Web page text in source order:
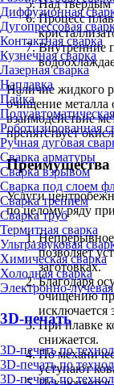
Диффузионная
Дугопрессовая
Контактная сварка
Кузнечная сварка
Лазерная сварка
Наплавка
Пайка
Роботизированная
Ручная дуговая
Сварка арматуры
Сварка взрывом
Сварка под слоем
Сварка трением
Сварка труб
Термитная сварка
Ультразвуковая
Химическая сварка
Холодная сварка
Электронно-
3D-печать
3D-печать по
3D-печать по
3D-печать по
Над твердым
Процесс
Внутренние
Наличие жидкого
очищение металла
взаимодействие
препятствует
Услуги
по целому ряду
позволяет
заготовках.
Благодаря
очищению
исключается
При плавке
снижается.
По
уступают